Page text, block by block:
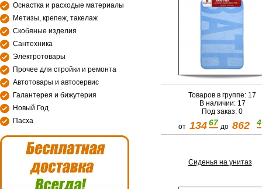
Оснастка и расходые материалы
Метизы, крепеж, такелаж
Скобяные изделия
Сантехника
Электротовары
Прочее для стройки и ремонта
Автотовары и автосервис
Галантерея и бижутерия
Новый Год
Пасха
Товаров в группе: 17
В наличии: 17
Под заказ: 0
от 134 67до862 4
Сиденья на унитаз